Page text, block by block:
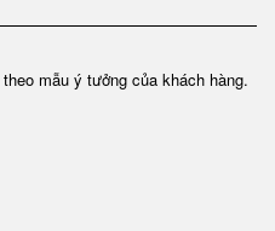
mẫu ý tưởng của khách hàng.